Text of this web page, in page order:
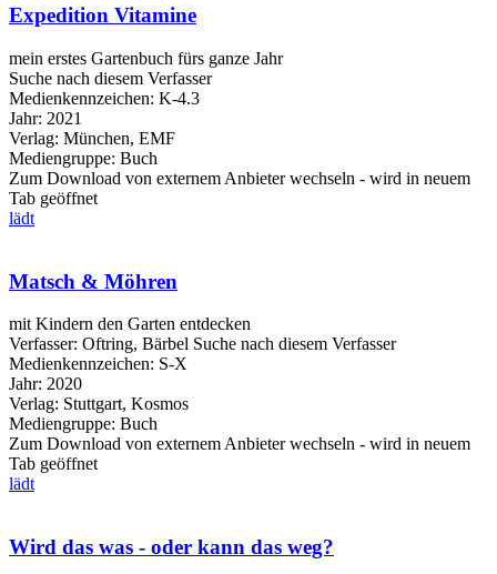
Expedition Vitamine
mein erstes Gartenbuch fürs ganze Jahr
Suche nach diesem Verfasser
Medienkennzeichen: K-4.3
Jahr: 2021
Verlag: München, EMF
Mediengruppe: Buch
Zum Download von externem Anbieter wechseln - wird in neuem
Tab geöffnet
lädt
Matsch & Möhren
mit Kindern den Garten entdecken
Verfasser: Oftring, Bärbel Suche nach diesem Verfasser
Medienkennzeichen: S-X
Jahr: 2020
Verlag: Stuttgart, Kosmos
Mediengruppe: Buch
Zum Download von externem Anbieter wechseln - wird in neuem
Tab geöffnet
lädt
Wird das was - oder kann das weg?